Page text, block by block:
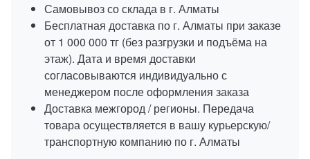
Самовывоз со склада в г. Алматы
Бесплатная доставка по г. Алматы при заказе
от 1 000 000 тг (без разгрузки и подъёма на
этаж). Дата и время доставки
согласовываются индивидуально с
менеджером после оформления заказа
Доставка межгород / регионы. Передача
товара осуществляется в вашу курьерскую/
транспортную компанию по г. Алматы